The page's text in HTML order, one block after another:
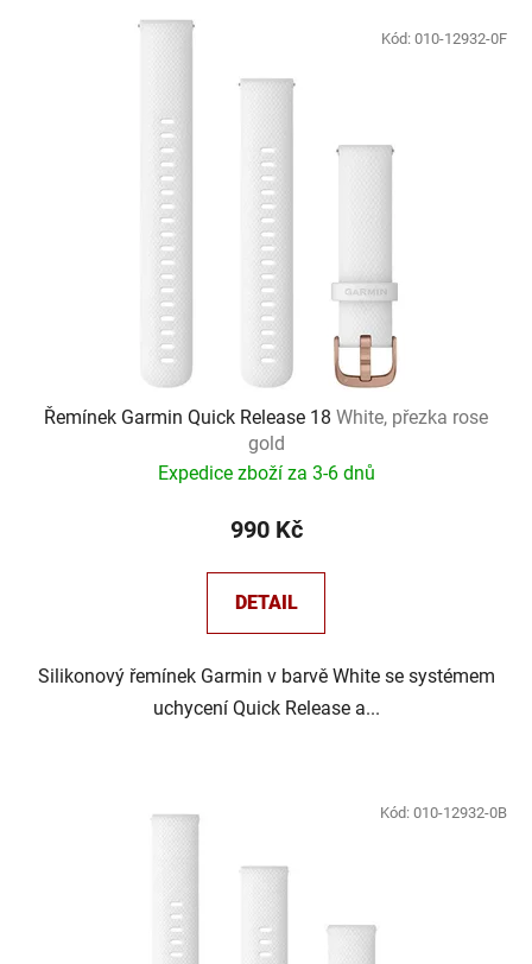
Řemínek Garmin Quick Release 18 White, přezka rose
gold
Expedice zboží za 3-6 dnů
990 Kč
DETAIL
Silikonový řemínek Garmin v barvě White se systémem
uchycení Quick Release a...
Kód: 010-12932-0F
Kód: 010-12932-0B